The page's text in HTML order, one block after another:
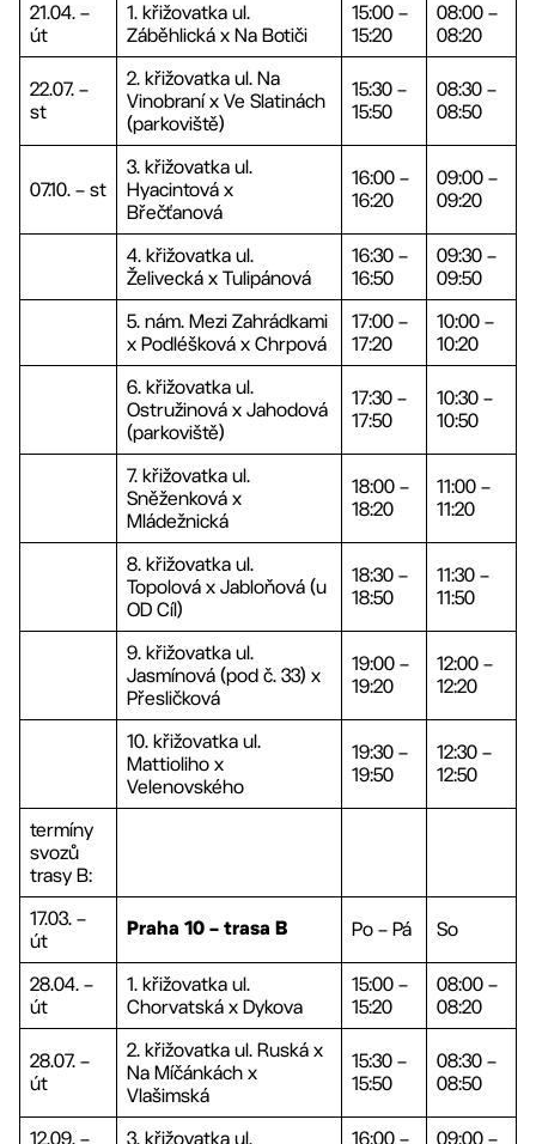
21.04. –
út
1. křižovatka ul.
Záběhlická x Na Botiči
15:00 –
15:20
08:00 –
08:20
22.07. –
st
2. křižovatka ul. Na
Vinobraní x Ve Slatinách
(parkoviště)
15:30 –
15:50
08:30 –
08:50
07.10. – st
3. křižovatka ul.
Hyacintová x
Břečťanová
16:00 –
16:20
09:00 –
09:20
4. křižovatka ul.
Želivecká x Tulipánová
16:30 –
16:50
09:30 –
09:50
5. nám. Mezi Zahrádkami
x Podléšková x Chrpová
17:00 –
17:20
10:00 –
10:20
6. křižovatka ul.
Ostružinová x Jahodová
(parkoviště)
17:30 –
17:50
10:30 –
10:50
7. křižovatka ul.
Sněženková x
Mládežnická
18:00 –
18:20
11:00 –
11:20
8. křižovatka ul.
Topolová x Jabloňová (u
OD Cíl)
18:30 –
18:50
11:30 –
11:50
9. křižovatka ul.
Jasmínová (pod č. 33) x
Přesličková
19:00 –
19:20
12:00 –
12:20
10. křižovatka ul.
Mattioliho x
Velenovského
19:30 –
19:50
12:30 –
12:50
termíny
svozů
trasy B:
17.03. –
út
Praha 10 – trasa B Po – Pá So
28.04. –
út
1. křižovatka ul.
Chorvatská x Dykova
15:00 –
15:20
08:00 –
08:20
28.07. –
út
2. křižovatka ul. Ruská x
Na Míčánkách x
Vlašimská
15:30 –
15:50
08:30 –
08:50
12.09. – 3. křižovatka ul. 16:00 – 09:00 –